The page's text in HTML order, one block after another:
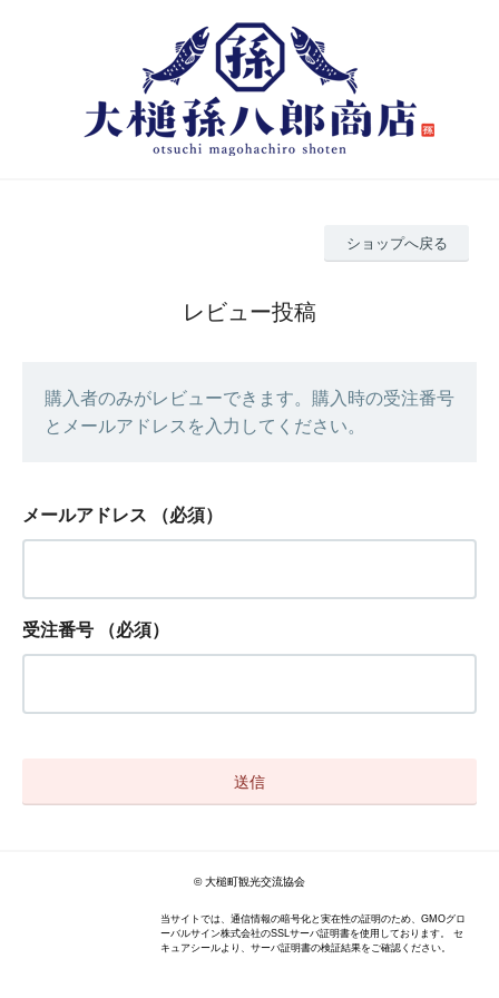
ショップへ戻る
レビュー投稿
購入者のみがレビューできます。購入時の受注番号
とメールアドレスを入力してください。
メールアドレス （必須）
受注番号 （必須）
© 大槌町観光交流協会
当サイトでは、通信情報の暗号化と実在性の証明のため、GMOグロ
ーバルサイン株式会社のSSLサーバ証明書を使用しております。 セ
キュアシールより、サーバ証明書の検証結果をご確認ください。